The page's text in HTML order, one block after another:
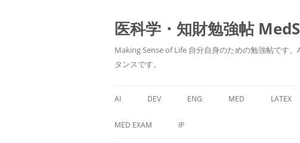
医科学・知財勉強帖
Making Sense of Life 自分自身のための勉強帖です
タンスです。
AI DEV ENG MED LATEX
MED EXAM IP